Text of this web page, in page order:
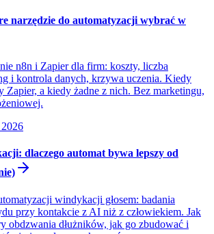
narzędzie do automatyzacji wybrać w
n8n i Zapier dla firm: koszty, liczba
i kontrola danych, krzywa uczenia. Kiedy
Zapier, a kiedy żadne z nich. Bez marketingu,
dlaczego automat bywa lepszy od
windykacji głosem: badania
przy kontakcie z AI niż z człowiekiem. Jak
obdzwania dłużników, jak go zbudować i